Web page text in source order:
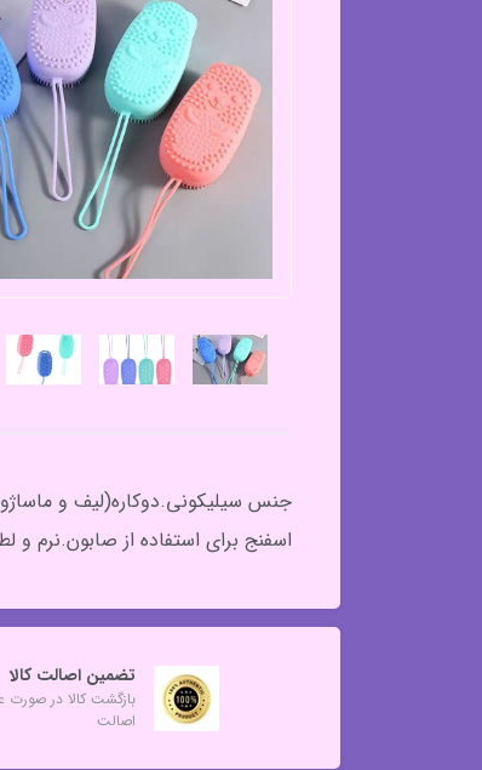
جنس سیلیکونی.دوکاره(لیف و
اسفنج برای استفاده از صابون.نرم
تضمین اصالت کالا
بازگشت کالا در صورت
اصالت